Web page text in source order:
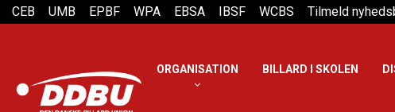
CEB UMB EPBF WPA EBSA IBSF WCBS Tilmeld
ORGANISATION BILLARD I SKOLEN